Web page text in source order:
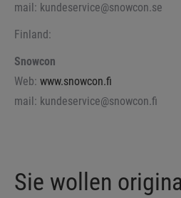
mail: kundeservice@snowcon.se
Finland:
Snowcon
Web: www.snowcon.fi
mail: kundeservice@snowcon.fi
Sie wollen